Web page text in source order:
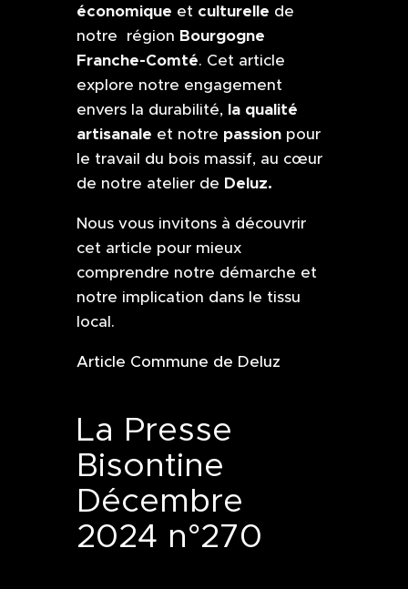
économique et culturelle de
notre région Bourgogne
Franche-Comté. Cet article
explore notre engagement
envers la durabilité, la qualité
artisanale et notre passion pour
le travail du bois massif, au cœur
de notre atelier de Deluz.
Nous vous invitons à découvrir
cet article pour mieux
comprendre notre démarche et
notre implication dans le tissu
local.
Article Commune de Deluz
La Presse
Bisontine
Décembre
2024 n°270